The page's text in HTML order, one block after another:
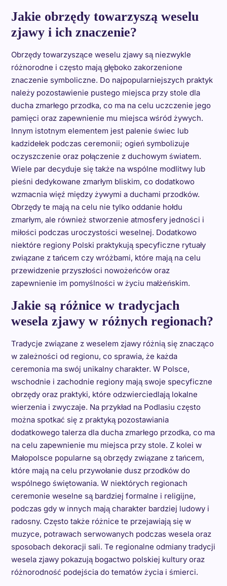
Jakie obrzędy towarzyszą weselu
zjawy i ich znaczenie?
Obrzędy towarzyszące weselu zjawy są niezwykle
różnorodne i często mają głęboko zakorzenione
znaczenie symboliczne. Do najpopularniejszych praktyk
należy pozostawienie pustego miejsca przy stole dla
ducha zmarłego przodka, co ma na celu uczczenie jego
pamięci oraz zapewnienie mu miejsca wśród żywych.
Innym istotnym elementem jest palenie świec lub
kadzidełek podczas ceremonii; ogień symbolizuje
oczyszczenie oraz połączenie z duchowym światem.
Wiele par decyduje się także na wspólne modlitwy lub
pieśni dedykowane zmarłym bliskim, co dodatkowo
wzmacnia więź między żywymi a duchami przodków.
Obrzędy te mają na celu nie tylko oddanie hołdu
zmarłym, ale również stworzenie atmosfery jedności i
miłości podczas uroczystości weselnej. Dodatkowo
niektóre regiony Polski praktykują specyficzne rytuały
związane z tańcem czy wróżbami, które mają na celu
przewidzenie przyszłości nowożeńców oraz
zapewnienie im pomyślności w życiu małżeńskim.
Jakie są różnice w tradycjach
wesela zjawy w różnych regionach?
Tradycje związane z weselem zjawy różnią się znacząco
w zależności od regionu, co sprawia, że każda
ceremonia ma swój unikalny charakter. W Polsce,
wschodnie i zachodnie regiony mają swoje specyficzne
obrzędy oraz praktyki, które odzwierciedlają lokalne
wierzenia i zwyczaje. Na przykład na Podlasiu często
można spotkać się z praktyką pozostawiania
dodatkowego talerza dla ducha zmarłego przodka, co ma
na celu zapewnienie mu miejsca przy stole. Z kolei w
Małopolsce popularne są obrzędy związane z tańcem,
które mają na celu przywołanie dusz przodków do
wspólnego świętowania. W niektórych regionach
ceremonie weselne są bardziej formalne i religijne,
podczas gdy w innych mają charakter bardziej ludowy i
radosny. Często także różnice te przejawiają się w
muzyce, potrawach serwowanych podczas wesela oraz
sposobach dekoracji sali. Te regionalne odmiany tradycji
wesela zjawy pokazują bogactwo polskiej kultury oraz
różnorodność podejścia do tematów życia i śmierci.